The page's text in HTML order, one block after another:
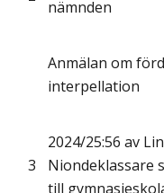
nämnden
Anmälan om
interpellation
3
2024/25:56 av
Niondeklassare
till